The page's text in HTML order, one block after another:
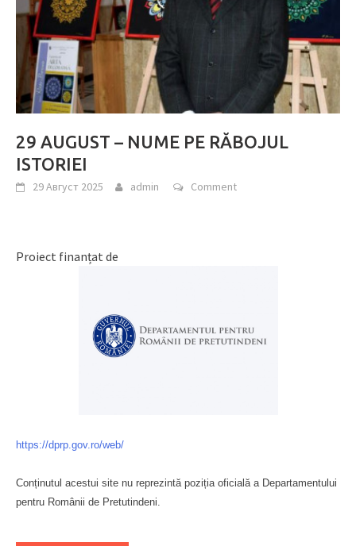
29 AUGUST – NUME PE RĂBOJUL
ISTORIEI
29 Август 2025 admin Comment
Proiect finanțat de
https://dprp.gov.ro/web/
Conținutul acestui site nu reprezintă poziția oficială a Departamentului
pentru Românii de Pretutindeni.